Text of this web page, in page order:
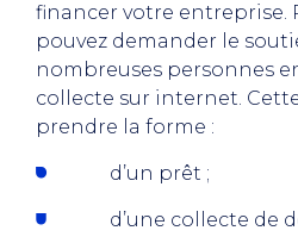
financer votre entreprise.
pouvez demander le
nombreuses personnes
collecte sur internet.
prendre la forme :
d’un prêt ;
d’une collecte de